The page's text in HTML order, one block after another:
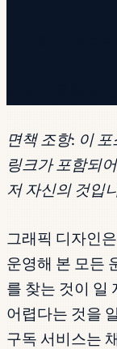
면책 조항: 이
링크가 포함되
저 자신의 것입
그래픽 디자인
운영해 본 모든
를 찾는 것이 일
어렵다는 것을
구독 서비스는